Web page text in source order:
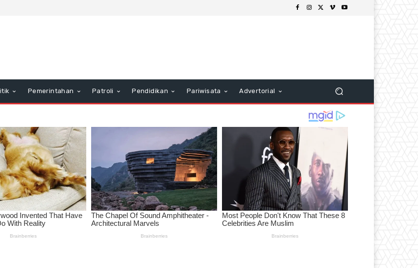
Pemerintahan Patroli Pendidikan Pariwisata Advertorial